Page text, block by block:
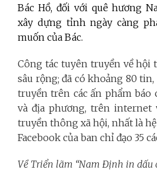
Bác Hồ, đối với quê hương
xây dựng tỉnh ngày càng
muốn của Bác.
Công tác tuyên truyền về hội
sâu rộng; đã có khoảng 80
truyền trên các ấn phẩm báo
và địa phương, trên internet
truyền thông xã hội, nhất là
Facebook của ban chỉ đạo 35
Về Triển lãm “Nam Định in dấu